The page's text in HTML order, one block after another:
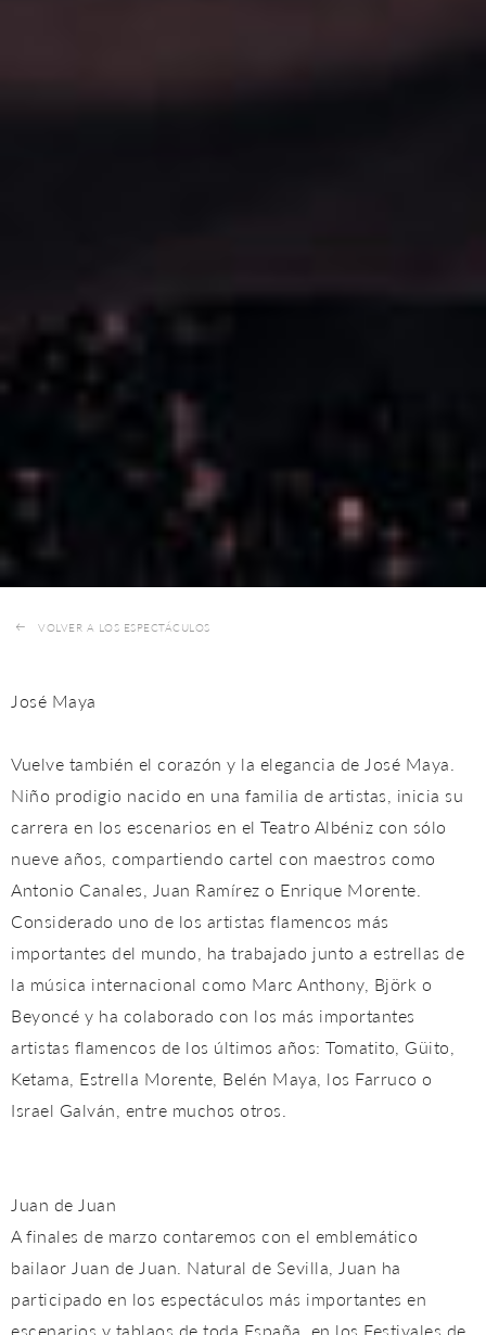
VOLVER A LOS ESPECTÁCULOS
José Maya
Vuelve también el corazón y la elegancia de José Maya.
Niño prodigio nacido en una familia de artistas, inicia su
carrera en los escenarios en el Teatro Albéniz con sólo
nueve años, compartiendo cartel con maestros como
Antonio Canales, Juan Ramírez o Enrique Morente.
Considerado uno de los artistas flamencos más
importantes del mundo, ha trabajado junto a estrellas de
la música internacional como Marc Anthony, Björk o
Beyoncé y ha colaborado con los más importantes
artistas flamencos de los últimos años: Tomatito, Güito,
Ketama, Estrella Morente, Belén Maya, los Farruco o
Israel Galván, entre muchos otros.
Juan de Juan
A finales de marzo contaremos con el emblemático
bailaor Juan de Juan. Natural de Sevilla, Juan ha
participado en los espectáculos más importantes en